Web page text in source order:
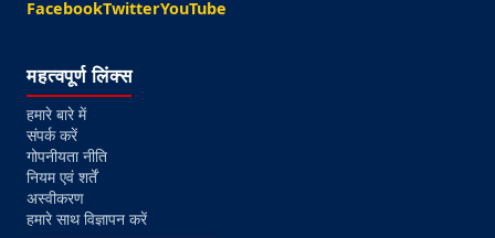
FacebookTwitterYouTube
महत्वपूर्ण लिंक्स
हमारे बारे में
संपर्क करें
गोपनीयता नीति
नियम एवं शर्तें
अस्वीकरण
हमारे साथ विज्ञापन करें